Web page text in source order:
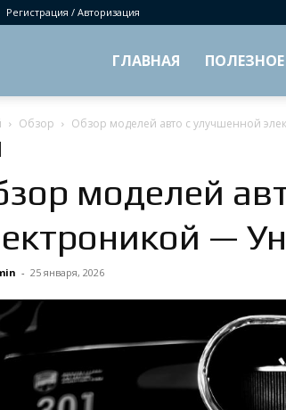
Регистрация / Авторизация
ГЛАВНАЯ ПОЛЕЗНОЕ
Обзор Обзор моделей авто с улучшенной
моделей
—
- 25 января, 2026